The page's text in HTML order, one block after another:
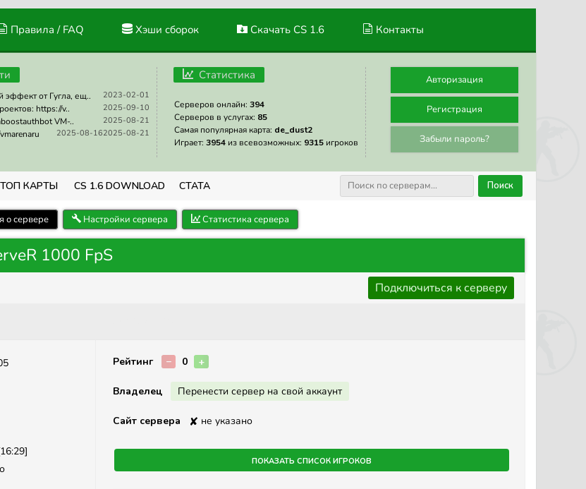
Правила / FAQ Хэши сборок Скачать CS 1.6 Контакты
2023-02-01
эффект от Гугла, ещ..
2025-09-10
https://v..
2025-08-21
VM-..
2025-08-21
2025-08-16
Статистика
Серверов онлайн: 394
Серверов в услугах: 85
Самая популярная карта: de_dust2
Играет: 3954 из всевозможных: 9315 игроков
Авторизация
Регистрация
Забыли пароль?
ТОП КАРТЫ CS 1.6 DOWNLOAD СТАТА Поиск
о сервере Настройки сервера Статистика сервера
1000 FpS
Подключиться к серверу
Рейтинг − 0 +
Владелец Перенести сервер на свой аккаунт
Сайт сервера ✘ не указано
Показать список игроков